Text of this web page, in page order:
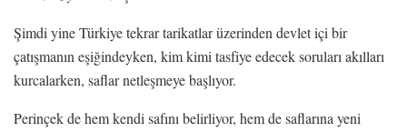
Şimdi yine Türkiye tekrar tarikatlar üzerinden devlet içi bir
çatışmanın eşiğindeyken, kim kimi tasfiye edecek soruları akılları
kurcalarken, saflar netleşmeye başlıyor.
Perinçek de hem kendi safını belirliyor, hem de saflarına yeni